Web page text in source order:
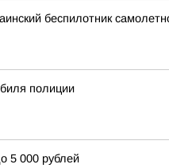
беспилотник
полиции
5 000 рублей